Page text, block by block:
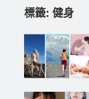
標籤: 健身